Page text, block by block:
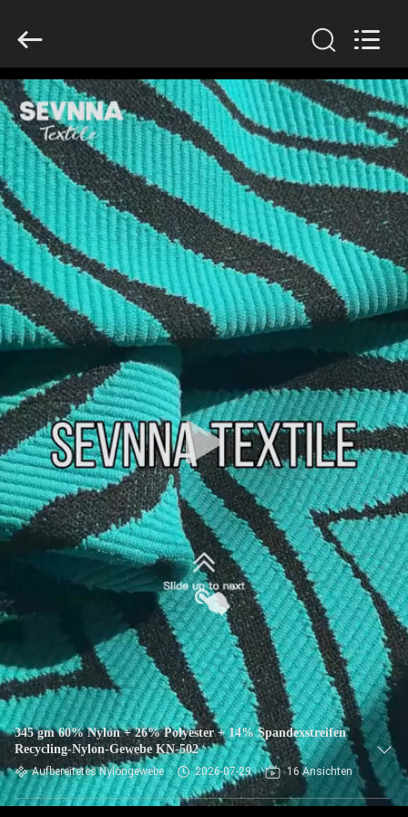
HAUS
PRODUKTE
VR
SHOW
ÜBER
UNS
FABRIK-
AUSFLUG
QUALITÄTSKONTROLLE
TRETEN
MIT
UNS
IN
VERBINDUNG
NACHRICHTEN
FÄLLE
Rights
345 gm 60% Nylon + 26% Polyester + 14% Spandexstreifen
Recycling-Nylon-Gewebe KN-502
Aufbereitetes Nylongewebe 2026-07-29 16 Ansichten